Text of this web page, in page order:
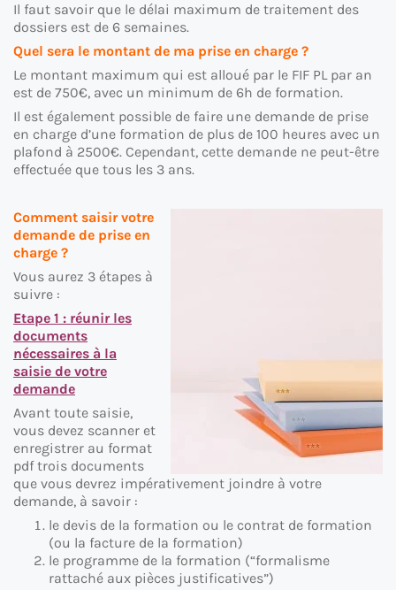
Il faut savoir que le délai maximum de traitement des
dossiers est de 6 semaines.
Quel sera le montant de ma prise en charge ?
Le montant maximum qui est alloué par le FIF PL par an
est de 750€, avec un minimum de 6h de formation.
Il est également possible de faire une demande de prise
en charge d’une formation de plus de 100 heures avec un
plafond à 2500€. Cependant, cette demande ne peut-être
effectuée que tous les 3 ans.
Comment saisir votre
demande de prise en
charge ?
Vous aurez 3 étapes à
suivre :
Etape 1 : réunir les
documents
nécessaires à la
saisie de votre
demande
Avant toute saisie,
vous devez scanner et
enregistrer au format
pdf trois documents
que vous devrez impérativement joindre à votre
demande, à savoir :
le devis de la formation ou le contrat de formation
(ou la facture de la formation)
le programme de la formation (“formalisme
rattaché aux pièces justificatives”)